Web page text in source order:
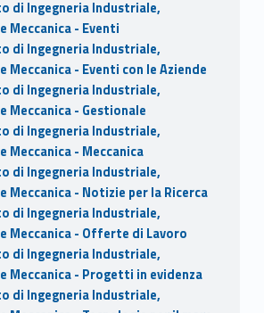
di Ingegneria Industriale,
Meccanica - Eventi
di Ingegneria Industriale,
Meccanica - Eventi con le Aziende
di Ingegneria Industriale,
Meccanica - Gestionale
di Ingegneria Industriale,
Meccanica - Meccanica
di Ingegneria Industriale,
Meccanica - Notizie per la Ricerca
di Ingegneria Industriale,
Meccanica - Offerte di Lavoro
di Ingegneria Industriale,
Meccanica - Progetti in evidenza
di Ingegneria Industriale,